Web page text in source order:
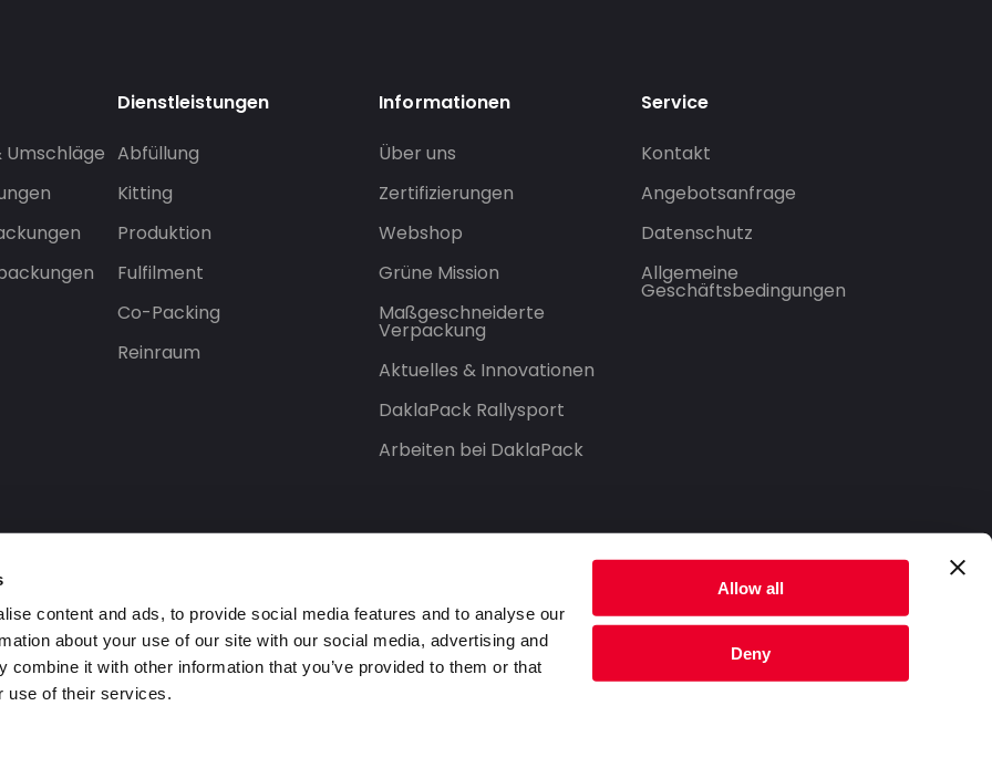
content and ads, to provide social media features and to analyse our
about your use of our site with our social media, advertising and
combine it with other information that you’ve provided to them or that
use of their services.
Allow all
Deny
Dienstleistungen
Abfüllung
Kitting
Produktion
Fulfilment
Co-Packing
Reinraum
Informationen
Über uns
Zertifizierungen
Webshop
Grüne Mission
Maßgeschneiderte
Verpackung
Aktuelles & Innovationen
DaklaPack Rallysport
Arbeiten bei DaklaPack
Service
Kontakt
Angebotsanfrage
Datenschutz
Allgemeine
Geschäftsbedingungen